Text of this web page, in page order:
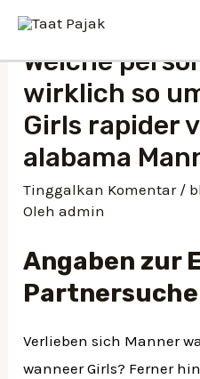
Welche
wirklich so
Girls rapider
alabama
Tinggalkan Komentar /
Olehadmin
Angaben zur
Partnersuche
Verlieben sich Manner
wanneer Girls? Ferner